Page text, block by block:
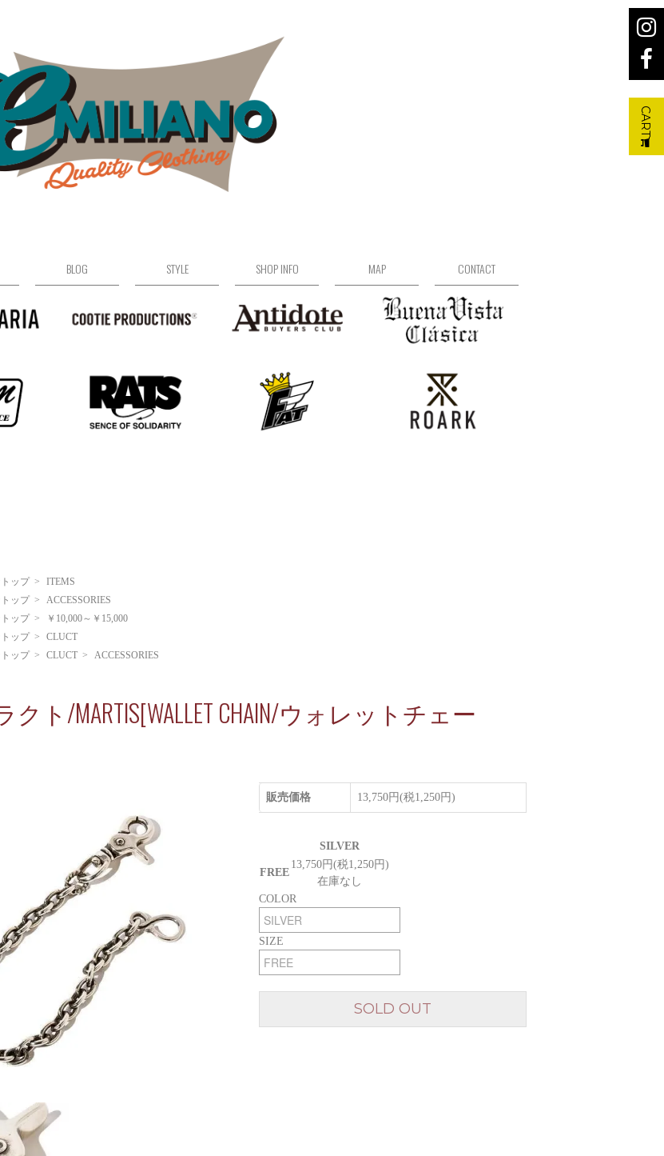
CART
BLOG STYLE SHOP INFO MAP CONTACT
ップ >
ITEMS
ップ >
ACCESSORIES
ップ >
￥10,000～￥15,000
ップ >
CLUCT
ップ > CLUCT > ACCESSORIES
クト/MARTIS[WALLET CHAIN/ウォレットチェー
販売価格 13,750円(税1,250円)
SILVER
FREE
13,750円(税1,250円)
在庫なし
COLOR
SIZE
SOLD OUT